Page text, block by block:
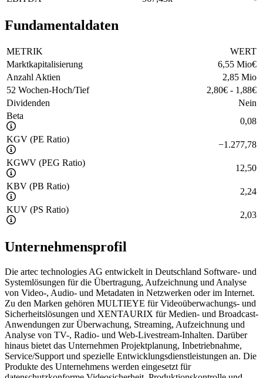
Fundamentaldaten
METRIK
WERT
Marktkapitalisierung
6,55 Mio€
Anzahl Aktien
2,85 Mio
52 Wochen-Hoch/Tief
2,80€ - 1,88€
Dividenden
Nein
Beta
0,08
KGV (PE Ratio)
−1.277,78
KGWV (PEG Ratio)
12,50
KBV (PB Ratio)
2,24
KUV (PS Ratio)
2,03
Unternehmensprofil
Die artec technologies AG entwickelt in Deutschland Software- und
Systemlösungen für die Übertragung, Aufzeichnung und Analyse
von Video-, Audio- und Metadaten in Netzwerken oder im Internet.
Zu den Marken gehören MULTIEYE für Videoüberwachungs- und
Sicherheitslösungen und XENTAURIX für Medien- und Broadcast-
Anwendungen zur Überwachung, Streaming, Aufzeichnung und
Analyse von TV-, Radio- und Web-Livestream-Inhalten. Darüber
hinaus bietet das Unternehmen Projektplanung, Inbetriebnahme,
Service/Support und spezielle Entwicklungsdienstleistungen an. Die
Produkte des Unternehmens werden eingesetzt für